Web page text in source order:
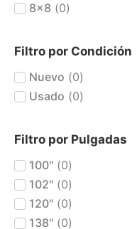
8x8 (0)
Filtro por Condición
Nuevo (0)
Usado (0)
Filtro por Pulgadas
100" (0)
102" (0)
120" (0)
138" (0)